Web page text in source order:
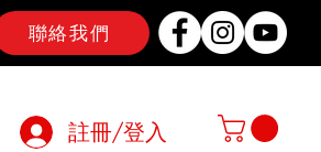
聯絡我們
註冊/登入